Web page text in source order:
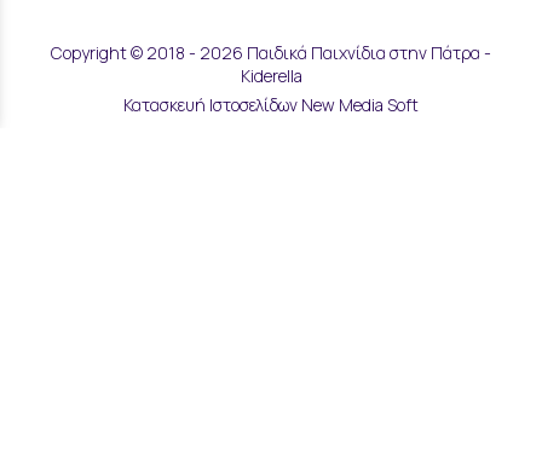
Αποστολές & Επιστροφές
Copyright © 2018 - 2026 Παιδικά Παιχνίδια στην Πάτρα -
Kiderella
Κατασκευή Ιστοσελίδων New Media Soft